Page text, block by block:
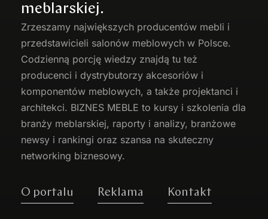
meblarskiej.
Zrzeszamy największych producentów mebli i
przedstawicieli salonów meblowych w Polsce.
Codzienną porcję wiedzy znajdą tu też
producenci i dystrybutorzy akcesoriów i
komponentów meblowych, a także projektanci i
architekci. BIZNES MEBLE to kursy i szkolenia dla
branży meblarskiej, raporty i analizy, branżowe
newsy i rankingi oraz szansa na skuteczny
networking biznesowy.
O portalu Reklama Kontakt